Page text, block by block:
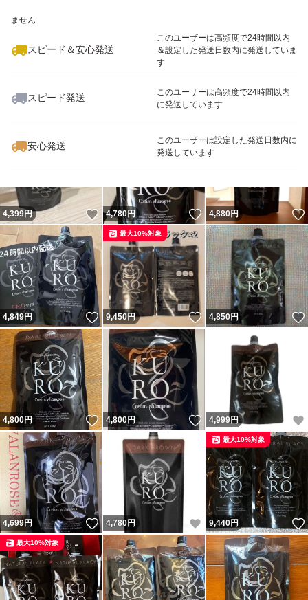
ません
スピード＆安心発送
このユーザーは高頻度で24時間以内
＆設定した発送日数内に発送していま
す
スピード発送
このユーザーは高頻度で24時間以内
に発送しています
安心発送
このユーザーは設定した発送日数内に
発送しています
いいね！
4,300
4,399円 いいね！
4,780円 いいね！
4,880円
4,849円 いいね！
9,450円 いいね！
最大10%対象
4,850円
4,800円 いいね！
4,800円 いいね！
4,999円
4,699円 いいね！
4,780円 いいね！
9,440円
最大10%対象
最大10%対象